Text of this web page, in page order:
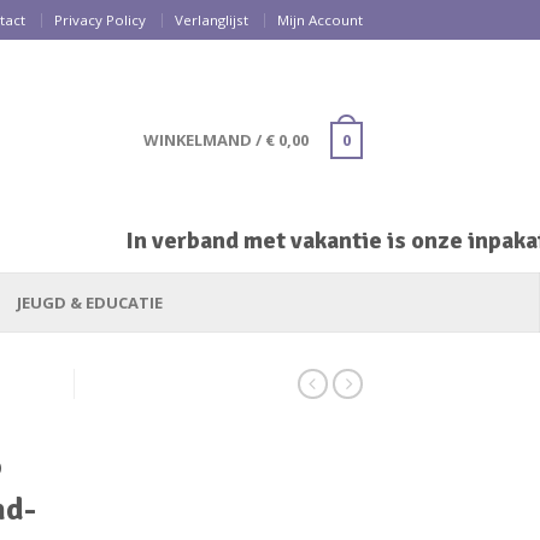
Privacy Policy Verlanglijst Mijn Account
WINKELMAND / € 0,00 0
In verband met vakantie is onze
JEUGD & EDUCATIE